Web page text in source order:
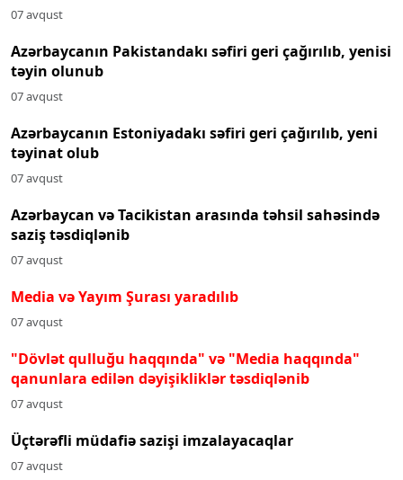
07 avqust
Azərbaycanın Pakistandakı səfiri geri çağırılıb, yenisi
təyin olunub
07 avqust
Azərbaycanın Estoniyadakı səfiri geri çağırılıb, yeni
təyinat olub
07 avqust
Azərbaycan və Tacikistan arasında təhsil sahəsində
saziş təsdiqlənib
07 avqust
Media və Yayım Şurası yaradılıb
07 avqust
"Dövlət qulluğu haqqında" və "Media haqqında"
qanunlara edilən dəyişikliklər təsdiqlənib
07 avqust
Üçtərəfli müdafiə sazişi imzalayacaqlar
07 avqust